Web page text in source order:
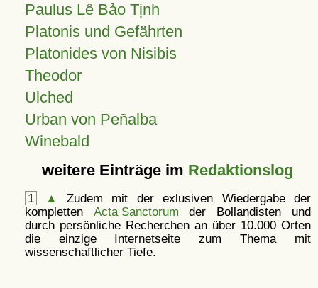
Paulus Lê Bảo Tịnh
Platonis und Gefährten
Platonides von Nisibis
Theodor
Ulched
Urban von Peñalba
Winebald
weitere Einträge im Redaktionslog
1 ▲
Zudem mit der exlusiven Wiedergabe der
kompletten Acta Sanctorum der Bollandisten und
durch persönliche Recherchen an über 10.000 Orten
die einzige Internetseite zum Thema mit
wissenschaftlicher Tiefe.